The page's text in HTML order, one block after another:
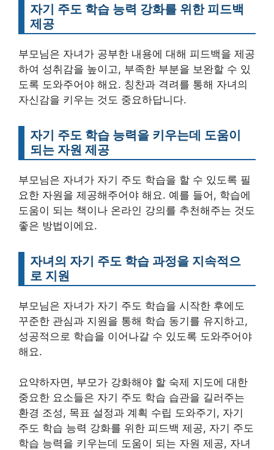
자기 주도 학습 능력 강화를 위한 피드백
제공
부모님은 자녀가 공부한 내용에 대해 피드백을 제공
하여 성취감을 높이고, 부족한 부분을 보완할 수 있
도록 도와주어야 해요. 칭찬과 격려를 통해 자녀의
자신감을 키우는 것도 중요하답니다.
자기 주도 학습 능력을 키우는데 도움이
되는 자원 제공
부모님은 자녀가 자기 주도 학습을 할 수 있도록 필
요한 자원을 제공해주어야 해요. 예를 들어, 학습에
도움이 되는 책이나 온라인 강의를 추천해주는 것도
좋은 방법이에요.
자녀의 자기 주도 학습 과정을 지속적으
로 지원
부모님은 자녀가 자기 주도 학습을 시작한 후에도
꾸준한 관심과 지원을 통해 학습 동기를 유지하고,
성공적으로 학습을 이어나갈 수 있도록 도와주어야
해요.
요약하자면, 부모가 강화해야 할 숙제 지도에 대한
중요한 요소들은 자기 주도 학습 습관을 길러주는
환경 조성, 목표 설정과 계획 수립 도와주기, 자기
주도 학습 능력 강화를 위한 피드백 제공, 자기 주도
학습 능력을 키우는데 도움이 되는 자원 제공, 자녀